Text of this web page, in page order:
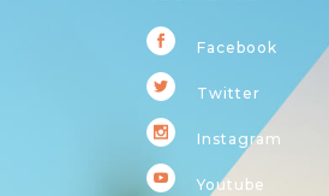
Facebook
Twitter
Instagram
Youtube